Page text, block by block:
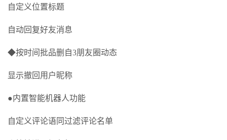
自定义位置标题
自动回复好友消息
◆按时间批品删自3朋友圈动态
显示撤回用户昵称
●内置智能机器人功能
自定义评论语同过滤评论名单